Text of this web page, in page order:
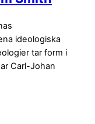
ideologiska
tar form i
Carl-Johan